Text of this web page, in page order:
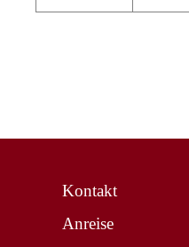
Kontakt
Anreise